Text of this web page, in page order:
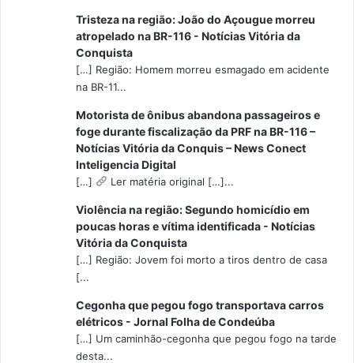
Tristeza na região: João do Açougue morreu
atropelado na BR-116 - Notícias Vitória da
Conquista
[…] Região: Homem morreu esmagado em acidente
na BR-11...
Motorista de ônibus abandona passageiros e
foge durante fiscalização da PRF na BR-116 –
Notícias Vitória da Conquis – News Conect
Inteligencia Digital
[…] Ler matéria original […]...
Violência na região: Segundo homicídio em
poucas horas e vítima identificada - Notícias
Vitória da Conquista
[…] Região: Jovem foi morto a tiros dentro de casa
[...
Cegonha que pegou fogo transportava carros
elétricos - Jornal Folha de Condeúba
[…] Um caminhão-cegonha que pegou fogo na tarde
desta...